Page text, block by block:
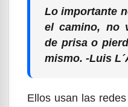
Lo importante
el camino, no
de prisa o
mismo. -Luis
Ellos usan las